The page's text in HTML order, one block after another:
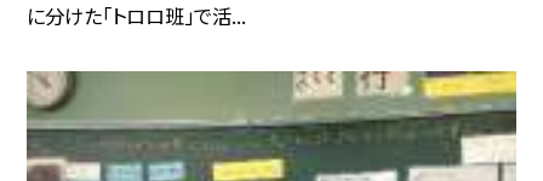
に分けた「トロロ班」で活...